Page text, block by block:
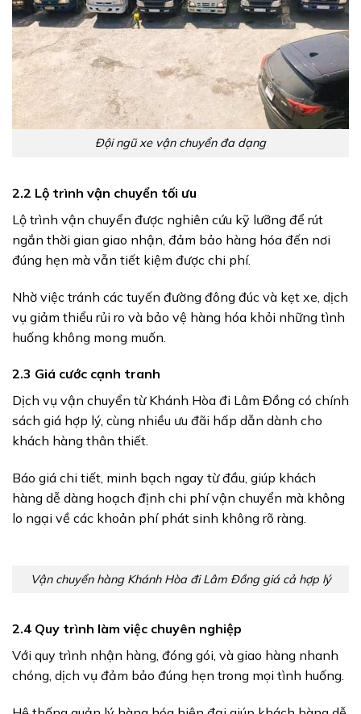
Đội ngũ xe vận chuyển đa dạng
2.2 Lộ trình vận chuyển tối ưu
Lộ trình vận chuyển được nghiên cứu kỹ lưỡng để rút
ngắn thời gian giao nhận, đảm bảo hàng hóa đến nơi
đúng hẹn mà vẫn tiết kiệm được chi phí.
Nhờ việc tránh các tuyến đường đông đúc và kẹt xe, dịch
vụ giảm thiểu rủi ro và bảo vệ hàng hóa khỏi những tình
huống không mong muốn.
2.3 Giá cước cạnh tranh
Dịch vụ vận chuyển từ Khánh Hòa đi Lâm Đồng có chính
sách giá hợp lý, cùng nhiều ưu đãi hấp dẫn dành cho
khách hàng thân thiết.
Báo giá chi tiết, minh bạch ngay từ đầu, giúp khách
hàng dễ dàng hoạch định chi phí vận chuyển mà không
lo ngại về các khoản phí phát sinh không rõ ràng.
Vận chuyển hàng Khánh Hòa đi Lâm Đồng giá cả hợp lý
2.4 Quy trình làm việc chuyên nghiệp
Với quy trình nhận hàng, đóng gói, và giao hàng nhanh
chóng, dịch vụ đảm bảo đúng hẹn trong mọi tình huống.